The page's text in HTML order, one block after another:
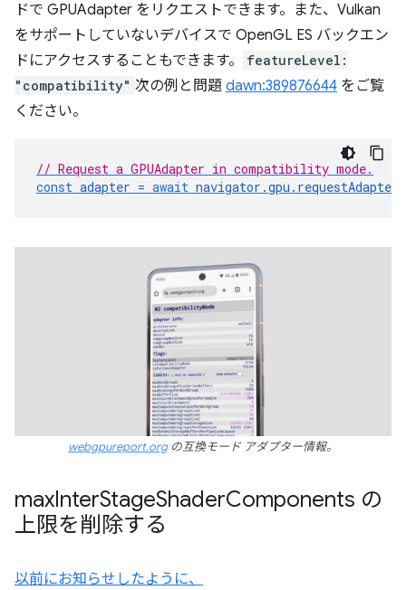
ドで GPUAdapter をリクエストできます。また、Vulkan
をサポートしていないデバイスで OpenGL ES バックエン
ドにアクセスすることもできます。
featureLevel:
"compatibility" 次の例と問題 dawn:389876644 をご覧
ください。
// Request a GPUAdapter in compatibility mode.
const adapter = await navigator .gpu . requestAdapter
webgpureport.orgの互換モード アダプター情報。
maxInterStageShaderComponents の
上限を削除する
以前にお知らせしたように、